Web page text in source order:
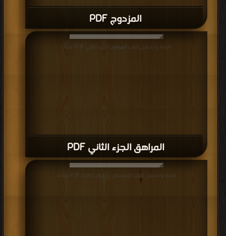
المزدوج PDF
المراهق الجزء الثاني PDF
قراءة و تحميل كتاب المراهق الجزء الثاني PDF مجانا
قراءة و تحميل كتاب الانمساخ ل فرانز كافكا PDF مجانا